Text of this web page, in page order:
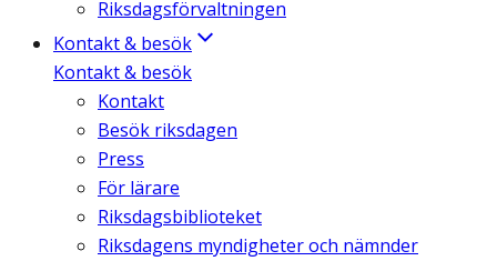
Riksdagsförvaltningen
Kontakt & besök
Kontakt & besök
Kontakt
Besök riksdagen
Press
För lärare
Riksdagsbiblioteket
Riksdagens myndigheter och nämnder